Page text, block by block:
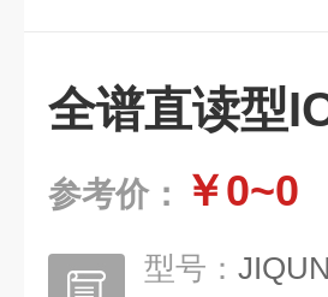
全谱直读型
参考价： ￥0~0
型号：